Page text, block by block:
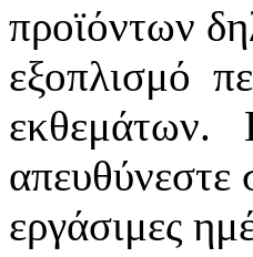
προϊόντων
εξοπλισμό
εκθεμάτων.
απευθύνεστε
εργάσιμες